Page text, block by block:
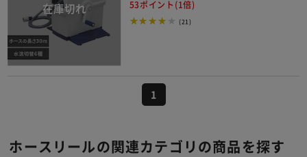
53ポイント(1倍)
(21)
1
ホースリールの関連カテゴリの商品を探す